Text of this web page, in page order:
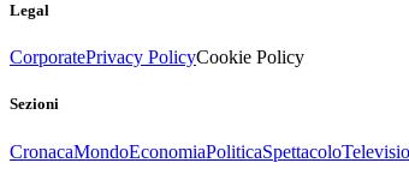
Legal
CorporatePrivacy PolicyCookie Policy
Sezioni
CronacaMondoEconomiaPoliticaSpettacolo